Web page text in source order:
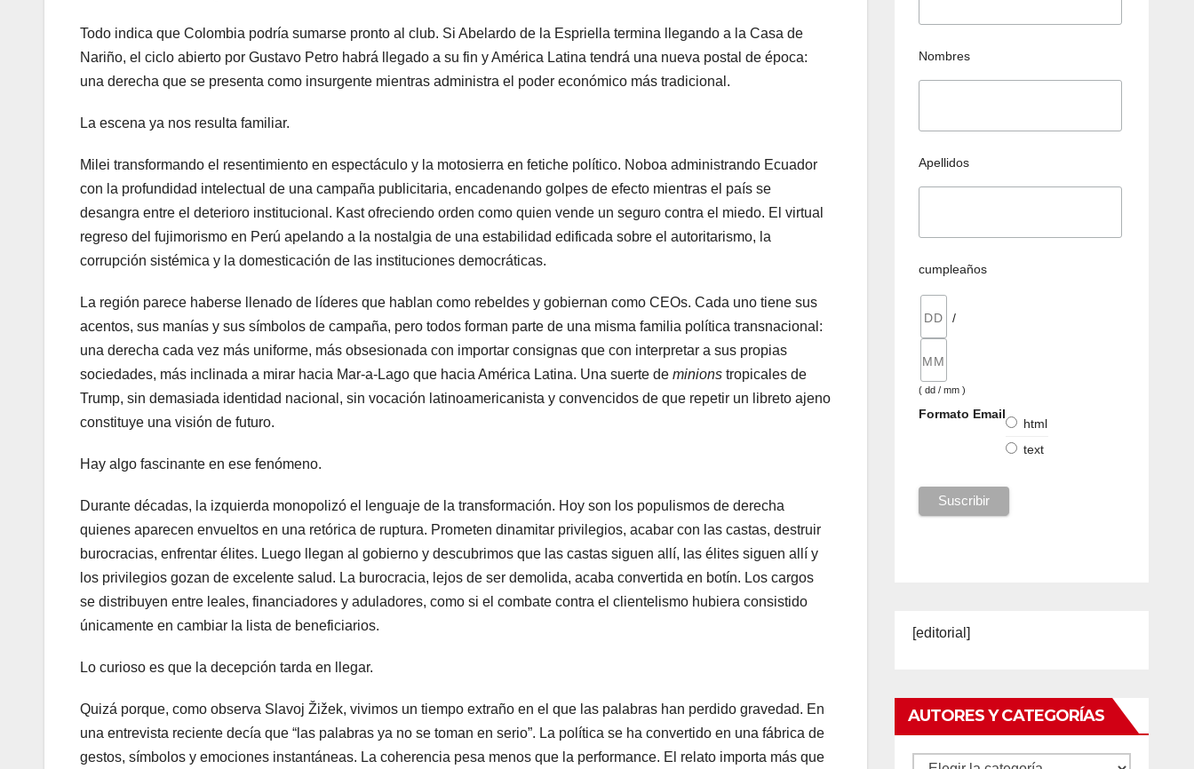
Todo indica que Colombia podría sumarse pronto al club. Si Abelardo de la Espriella termina llegando a la Casa de
Nariño, el ciclo abierto por Gustavo Petro habrá llegado a su fin y América Latina tendrá una nueva postal de época:
una derecha que se presenta como insurgente mientras administra el poder económico más tradicional.
La escena ya nos resulta familiar.
Milei transformando el resentimiento en espectáculo y la motosierra en fetiche político. Noboa administrando Ecuador
con la profundidad intelectual de una campaña publicitaria, encadenando golpes de efecto mientras el país se
desangra entre el deterioro institucional. Kast ofreciendo orden como quien vende un seguro contra el miedo. El virtual
regreso del fujimorismo en Perú apelando a la nostalgia de una estabilidad edificada sobre el autoritarismo, la
corrupción sistémica y la domesticación de las instituciones democráticas.
La región parece haberse llenado de líderes que hablan como rebeldes y gobiernan como CEOs. Cada uno tiene sus
acentos, sus manías y sus símbolos de campaña, pero todos forman parte de una misma familia política transnacional:
una derecha cada vez más uniforme, más obsesionada con importar consignas que con interpretar a sus propias
sociedades, más inclinada a mirar hacia Mar-a-Lago que hacia América Latina. Una suerte de minions tropicales de
Trump, sin demasiada identidad nacional, sin vocación latinoamericanista y convencidos de que repetir un libreto ajeno
constituye una visión de futuro.
Hay algo fascinante en ese fenómeno.
Durante décadas, la izquierda monopolizó el lenguaje de la transformación. Hoy son los populismos de derecha
quienes aparecen envueltos en una retórica de ruptura. Prometen dinamitar privilegios, acabar con las castas, destruir
burocracias, enfrentar élites. Luego llegan al gobierno y descubrimos que las castas siguen allí, las élites siguen allí y
los privilegios gozan de excelente salud. La burocracia, lejos de ser demolida, acaba convertida en botín. Los cargos
se distribuyen entre leales, financiadores y aduladores, como si el combate contra el clientelismo hubiera consistido
únicamente en cambiar la lista de beneficiarios.
Lo curioso es que la decepción tarda en llegar.
Quizá porque, como observa Slavoj Žižek, vivimos un tiempo extraño en el que las palabras han perdido gravedad. En
una entrevista reciente decía que “las palabras ya no se toman en serio”. La política se ha convertido en una fábrica de
gestos, símbolos y emociones instantáneas. La coherencia pesa menos que la performance. El relato importa más que
Nombres
Apellidos
cumpleaños
/
( dd / mm )
Formato Email
html
text
[editorial]
AUTORES Y CATEGORÍAS
Autores